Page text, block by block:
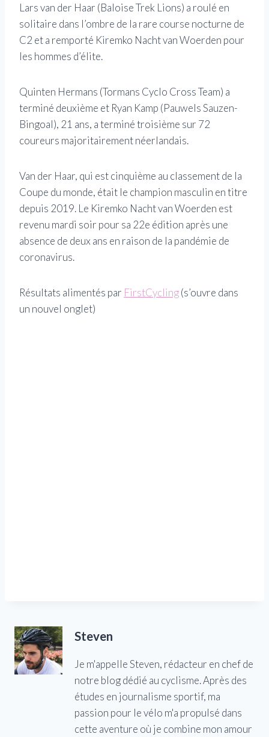
Lars van der Haar (Baloise Trek Lions) a roulé en
solitaire dans l’ombre de la rare course nocturne de
C2 et a remporté Kiremko Nacht van Woerden pour
les hommes d’élite.
Quinten Hermans (Tormans Cyclo Cross Team) a
terminé deuxième et Ryan Kamp (Pauwels Sauzen-
Bingoal), 21 ans, a terminé troisième sur 72
coureurs majoritairement néerlandais.
Van der Haar, qui est cinquième au classement de la
Coupe du monde, était le champion masculin en titre
depuis 2019. Le Kiremko Nacht van Woerden est
revenu mardi soir pour sa 22e édition après une
absence de deux ans en raison de la pandémie de
coronavirus.
Résultats alimentés par FirstCycling(s’ouvre dans
un nouvel onglet)
Steven
Je m'appelle Steven, rédacteur en chef de
notre blog dédié au cyclisme. Après des
études en journalisme sportif, ma
passion pour le vélo m'a propulsé dans
cette aventure où je combine mon amour